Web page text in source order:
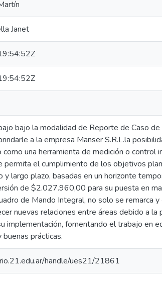
Janet
bajo la modalidad de Reporte de Caso
a la empresa Manser S.R.L.la
como una herramienta de medición o
permita el cumplimiento de los objetivos
y largo plazo, basadas en un horizonte
de $2.027.960,00 para su puesta en
de Mando Integral, no solo se remarca
nuevas relaciones entre áreas debido a
implementación, fomentando el trabajo en
prácticas.
handle/ues21/21861